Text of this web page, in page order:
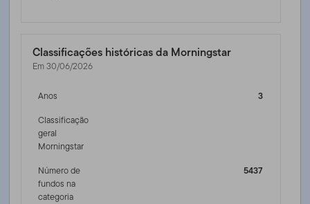
Classificações históricas da Morningstar
Em 30/06/2026
Anos
3
Classificação
geral
Morningstar
Número de
fundos na
categoria
5437